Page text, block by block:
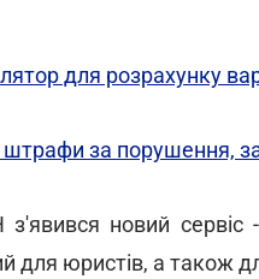
для розрахунку
за порушення,
новий сервіс -
для юристів, а також